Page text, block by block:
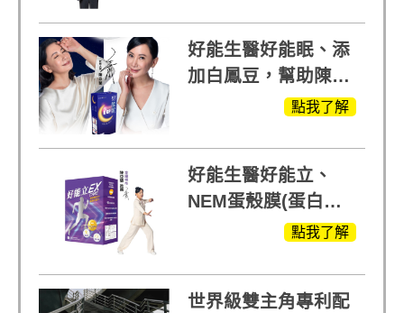
好能生醫好能眠、添
加白鳳豆，幫助陳亞
蘭入睡的力量點我了解
好能生醫好能立、
NEM蛋殼膜(蛋白聚
醣)關鍵配方，厲害其
點我了解
世界級雙主角專利配